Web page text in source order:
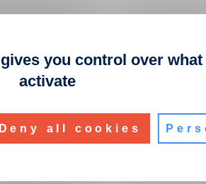
you control over
activate
Deny all cookies